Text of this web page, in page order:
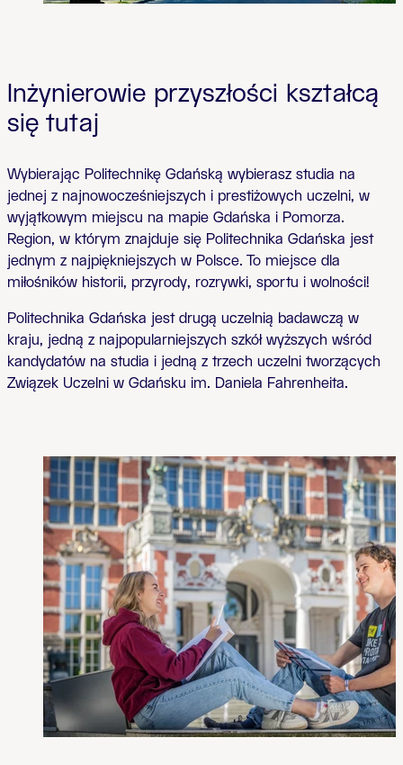
Inżynierowie przyszłości kształcą
się tutaj
Wybierając Politechnikę Gdańską wybierasz studia na
jednej z najnowocześniejszych i prestiżowych uczelni, w
wyjątkowym miejscu na mapie Gdańska i Pomorza.
Region, w którym znajduje się Politechnika Gdańska jest
jednym z najpiękniejszych w Polsce. To miejsce dla
miłośników historii, przyrody, rozrywki, sportu i wolności!
Politechnika Gdańska jest drugą uczelnią badawczą w
kraju, jedną z najpopularniejszych szkół wyższych wśród
kandydatów na studia i jedną z trzech uczelni tworzących
Związek Uczelni w Gdańsku im. Daniela Fahrenheita.